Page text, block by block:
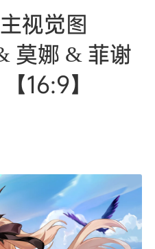
视觉图
莫娜 & 菲谢
16:9】